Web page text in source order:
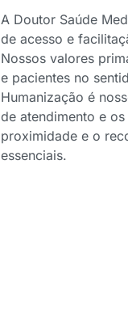
A Doutor Saúde
de acesso e
Nossos valores
e pacientes no
Humanização é
de atendimento e
proximidade e o
essenciais.